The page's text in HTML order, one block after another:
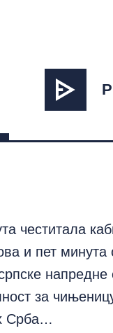
честитала
и пет
напредне
за
Срба…